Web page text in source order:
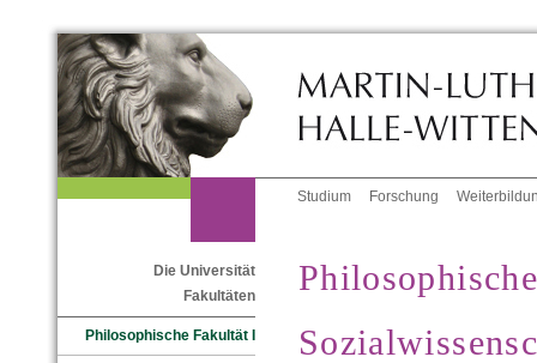
Studium Forschung
Die Universität
Fakultäten
Philosophische Fakultät I